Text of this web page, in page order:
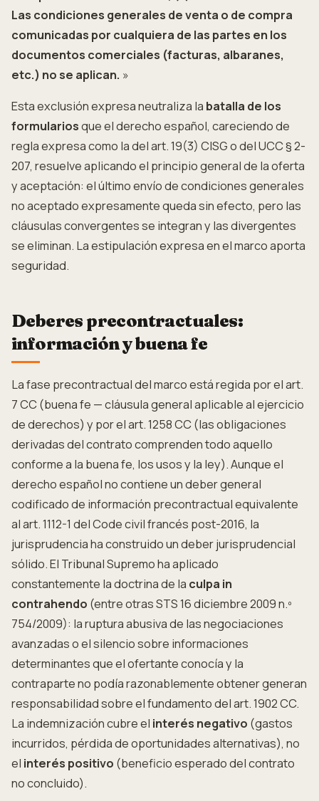
Las condiciones generales de venta o de compra
comunicadas por cualquiera de las partes en los
documentos comerciales (facturas, albaranes,
etc.) no se aplican. »
Esta exclusión expresa neutraliza la batalla de los
formulariosque el derecho español, careciendo de
regla expresa como la del art. 19(3) CISG o del UCC § 2-
207, resuelve aplicando el principio general de la oferta
y aceptación: el último envío de condiciones generales
no aceptado expresamente queda sin efecto, pero las
cláusulas convergentes se integran y las divergentes
se eliminan. La estipulación expresa en el marco aporta
seguridad.
Deberes precontractuales:
información y buena fe
La fase precontractual del marco está regida por el art.
7 CC (buena fe — cláusula general aplicable al ejercicio
de derechos) y por el art. 1258 CC (las obligaciones
derivadas del contrato comprenden todo aquello
conforme a la buena fe, los usos y la ley). Aunque el
derecho español no contiene un deber general
codificado de información precontractual equivalente
al art. 1112-1 del Code civil francés post-2016, la
jurisprudencia ha construido un deber jurisprudencial
sólido. El Tribunal Supremo ha aplicado
constantemente la doctrina de la culpa in
contrahendo (entre otras STS 16 diciembre 2009 n.º
754/2009): la ruptura abusiva de las negociaciones
avanzadas o el silencio sobre informaciones
determinantes que el ofertante conocía y la
contraparte no podía razonablemente obtener generan
responsabilidad sobre el fundamento del art. 1902 CC.
La indemnización cubre el interés negativo (gastos
incurridos, pérdida de oportunidades alternativas), no
el interés positivo (beneficio esperado del contrato
no concluido).